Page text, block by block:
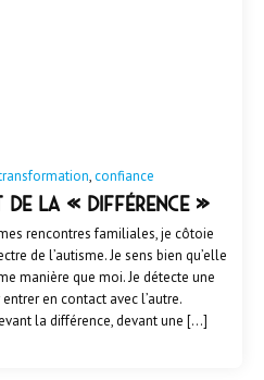
,confiance
de la « différence »
rencontres familiales, je côtoie
de l’autisme. Je sens bien qu’elle
manière que moi. Je détecte une
en contact avec l’autre.
la différence, devant une […]